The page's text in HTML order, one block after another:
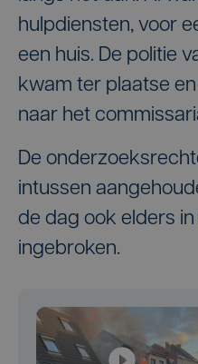
hulpdiensten, voor
een huis. De politie
kwam ter plaatse
naar het
De
intussen
de dag ook elders
ingebroken.